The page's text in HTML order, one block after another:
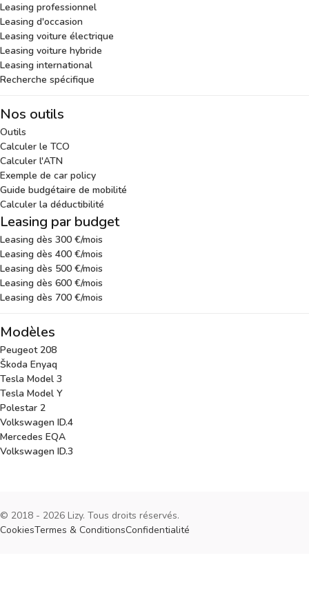
Leasing professionnel
Leasing d'occasion
Leasing voiture électrique
Leasing voiture hybride
Leasing international
Recherche spécifique
Nos outils
Outils
Calculer le TCO
Calculer l'ATN
Exemple de car policy
Guide budgétaire de mobilité
Calculer la déductibilité
Leasing par budget
Leasing dès 300 €/mois
Leasing dès 400 €/mois
Leasing dès 500 €/mois
Leasing dès 600 €/mois
Leasing dès 700 €/mois
Modèles
Peugeot 208
Škoda Enyaq
Tesla Model 3
Tesla Model Y
Polestar 2
Volkswagen ID.4
Mercedes EQA
Volkswagen ID.3
© 2018 - 2026 Lizy. Tous droits réservés.
CookiesTermes & ConditionsConfidentialité